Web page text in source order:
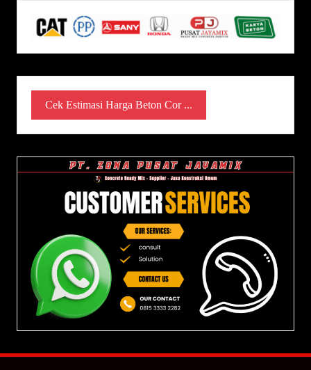
Cek Estimasi Harga Beton Cor ...